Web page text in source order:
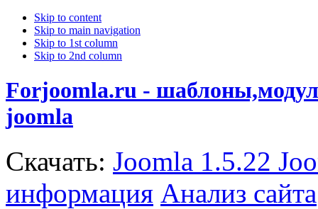
Skip to content
Skip to main navigation
Skip to 1st column
Skip to 2nd column
Forjoomla.ru -
joomla
Скачать: Joomla 1.5.22
информация Анализ сайта